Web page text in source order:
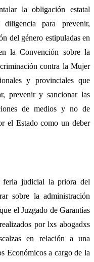
la obligación estatal
para prevenir,
del género estipuladas en
la Convención sobre la
contra la Mujer
y provinciales que
prevenir y sancionar las
de medios y no de
el Estado como un deber
judicial la priora del
sobre la administración
el Juzgado de Garantías
por lxs abogadxs
en relación a una
Económicos a cargo de la